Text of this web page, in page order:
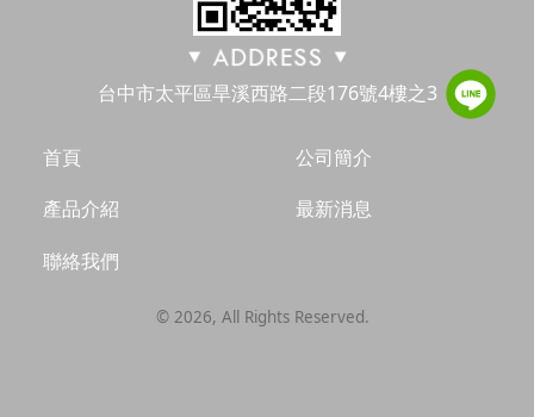
台中市太平區旱溪西路二段176號4樓之3
首頁
公司簡介
產品介紹
最新消息
聯絡我們
© 2026, All Rights Reserved.